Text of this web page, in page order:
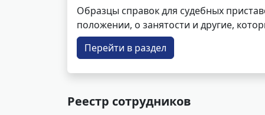
Образцы справок для судебных
положении, о занятости и другие,
Перейти в раздел
Реестр сотрудников